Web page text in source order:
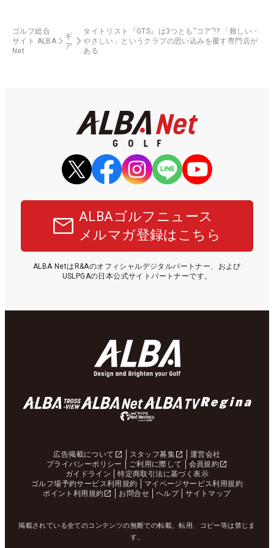
ゴルフ総合
サイト ALBA
Net
ギ
ア
タイトリスト『GTS』は3つとも“コア”!? 「難しい・
やさしい」というクラブの思い込みを覆す専門店が
ある
ALBAゴルフニュース
メルマガ登録はこちら
ALBA NetはR&Aのオフィシャルデジタルパートナー、および
USLPGAの日本公式サイトパートナーです。
広告掲載について スタッフ募集
運営会社
プライバシーポリシー
ご利用に際して
会員規約
ガイドライン
特定商取引法に基づく表示
ゴルフ場予約サービス利用規約
マイページサービス利用規約
ポイント利用規約
お問合せ ヘルプ サイトマップ
掲載されている全てのコンテンツの無断での転載、転用、コピー等は禁じま
す。